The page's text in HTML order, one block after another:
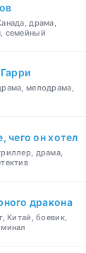
драма,
семейный
мелодрама,
чего он хотел
драма,
дракона
Китай, боевик,